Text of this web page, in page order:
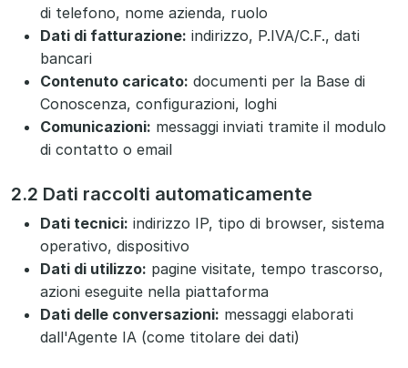
di telefono, nome azienda, ruolo
Dati di fatturazione: indirizzo, P.IVA/C.F., dati
bancari
Contenuto caricato: documenti per la Base di
Conoscenza, configurazioni, loghi
Comunicazioni: messaggi inviati tramite il modulo
di contatto o email
2.2 Dati raccolti automaticamente
Dati tecnici: indirizzo IP, tipo di browser, sistema
operativo, dispositivo
Dati di utilizzo: pagine visitate, tempo trascorso,
azioni eseguite nella piattaforma
Dati delle conversazioni: messaggi elaborati
dall'Agente IA (come titolare dei dati)